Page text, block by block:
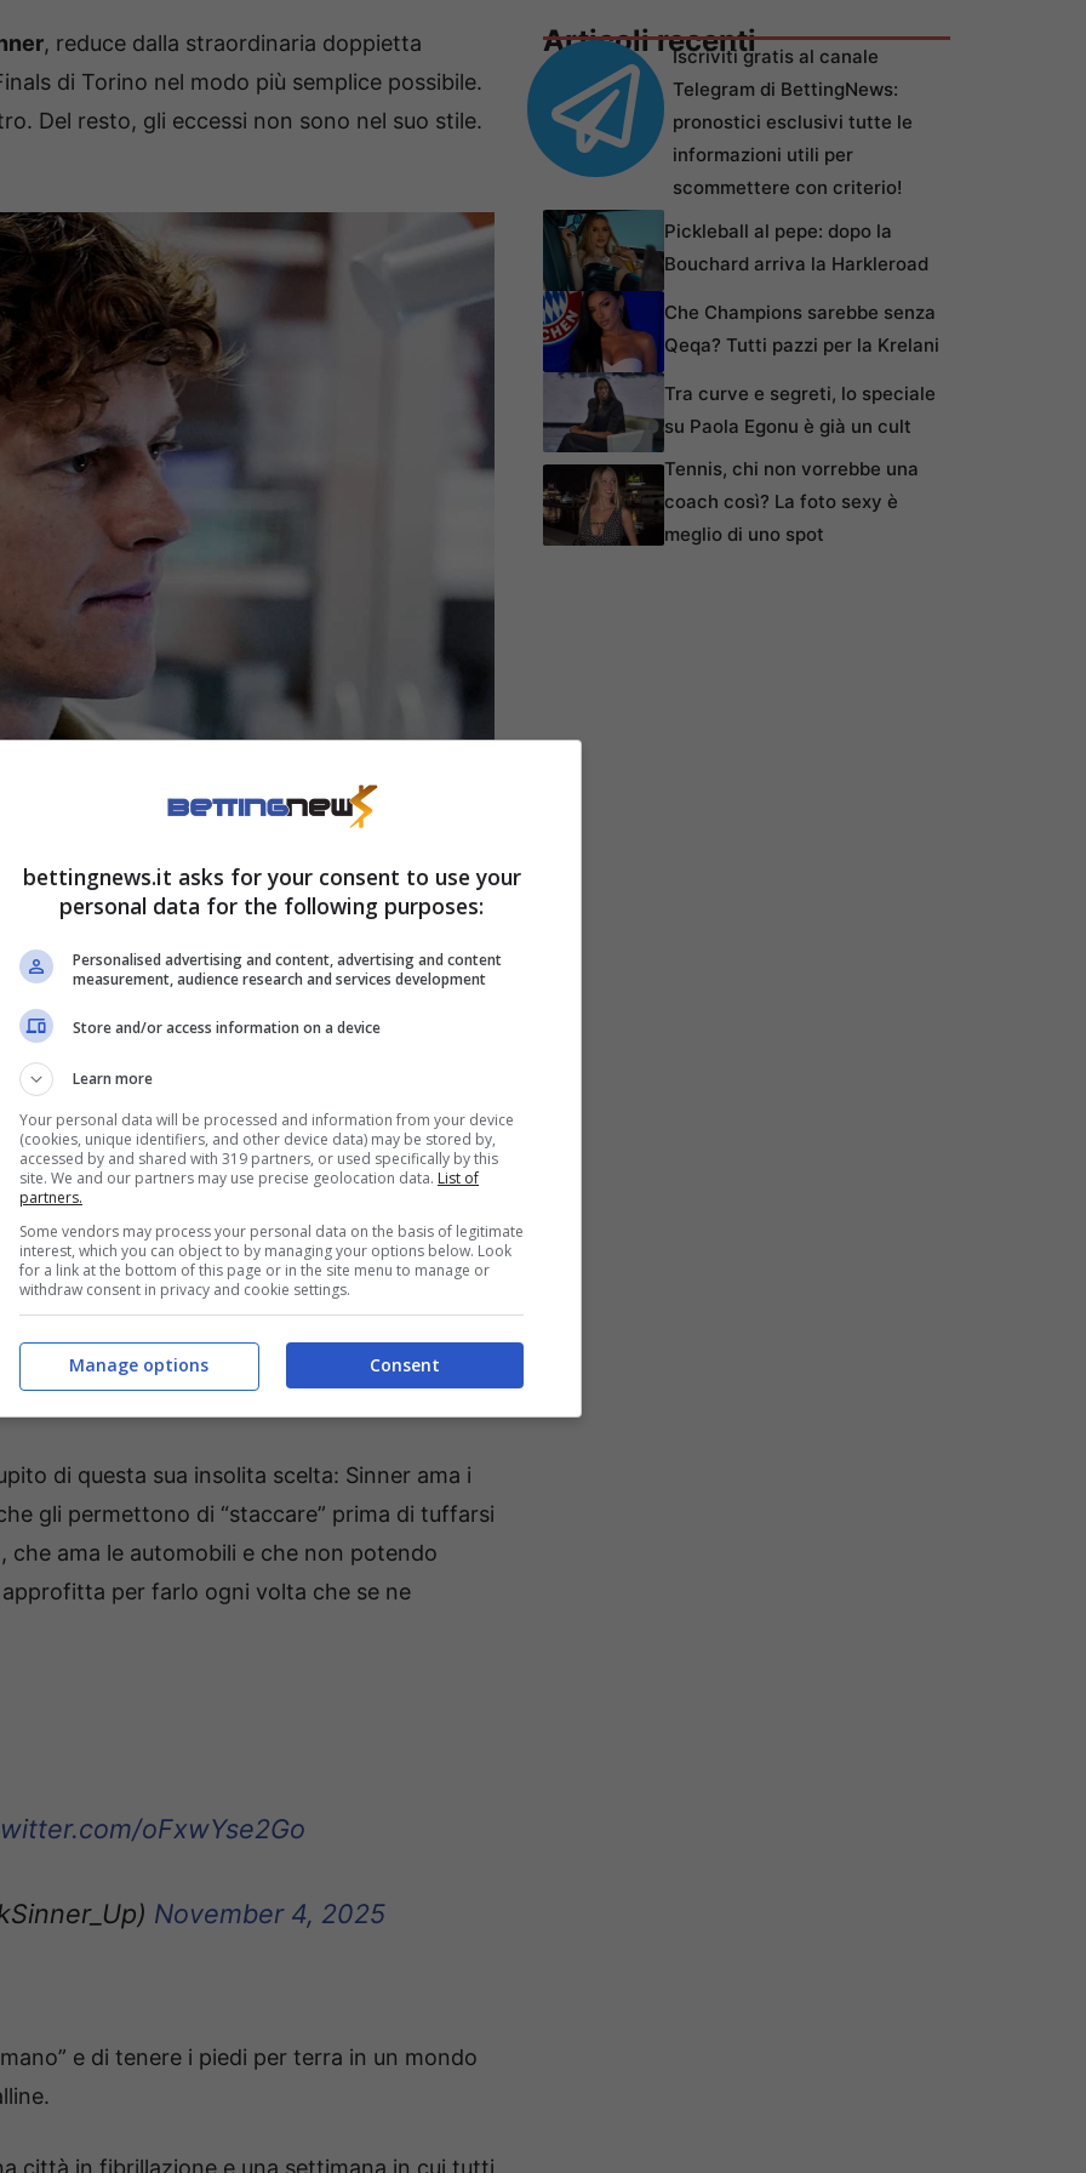
, reduce dalla straordinaria doppietta
di Torino nel modo più semplice possibile.
Del resto, gli eccessi non sono nel suo stile.
(AnsaFoto) – Bettingnews.it
a tempo determinato – numero 1 del
della sua auto, partito da Montecarlo,
scena, questa, che racconta più di mille
ha battuto Felix Auger-Aliassime, ha scelto
guidando da solo, in silenzio, come
folla. Solo strada, musica e pensieri. Ha scelto
che sperare che questa sessione di guida gli
anche solo in parte, tanto la mente quanto il
scorta: il viaggio
di questa sua insolita scelta: Sinner ama i
gli permettono di “staccare” prima di tuffarsi
che ama le automobili e che non potendo
per farlo ogni volta che se ne
oFxwYse2Go
November 4, 2025
e di tenere i piedi per terra in un mondo
città in fibrillazione e una settimana in cui tutti
Articoli recentiIscriviti gratis al canale
Telegram di BettingNews:
pronostici esclusivi tutte le
informazioni utili per
scommettere con criterio!
Pickleball al pepe: dopo la
Bouchard arriva la Harkleroad
Che Champions sarebbe senza
Qeqa? Tutti pazzi per la Krelani
Tra curve e segreti, lo speciale
su Paola Egonu è già un cult
Tennis, chi non vorrebbe una
coach così? La foto sexy è
meglio di uno spot
bettingnews.it asks for your consent to use your
personal data for the following purposes:
Personalised advertising and content, advertising and content
measurement, audience research and services development
Store and/or access information on a device
Learn more
Your personal data will be processed and information from your device
(cookies, unique identifiers, and other device data) may be stored by,
accessed by and shared with 319 partners, or used specifically by this
site. We and our partners may use precise geolocation data. List of
partners.
Some vendors may process your personal data on the basis of legitimate
interest, which you can object to by managing your options below. Look
for a link at the bottom of this page or in the site menu to manage or
withdraw consent in privacy and cookie settings.
Consent
Manage options